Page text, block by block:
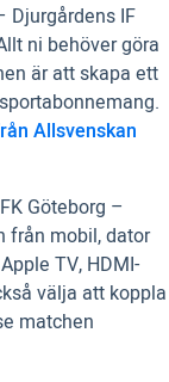
Djurgårdens IF
ni behöver göra
är att skapa ett
Allsvenskan
Göteborg –
från mobil, dator
TV, HDMI-
välja att koppla
matchen